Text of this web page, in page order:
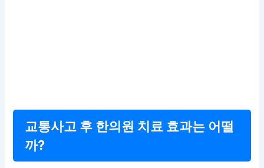
교통사고 후 한의원 치료 효과는 어떨
까?